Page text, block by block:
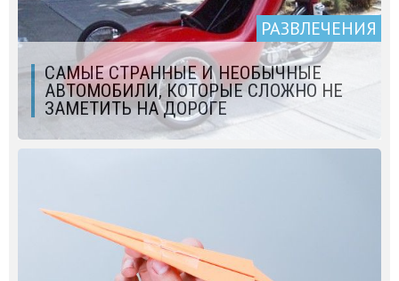
РАЗВЛЕЧЕНИЯ
CАМЫЕ СТРАННЫЕ И НЕОБЫЧНЫЕ
АВТОМОБИЛИ, КОТОРЫЕ СЛОЖНО НЕ
ЗАМЕТИТЬ НА ДОРОГЕ